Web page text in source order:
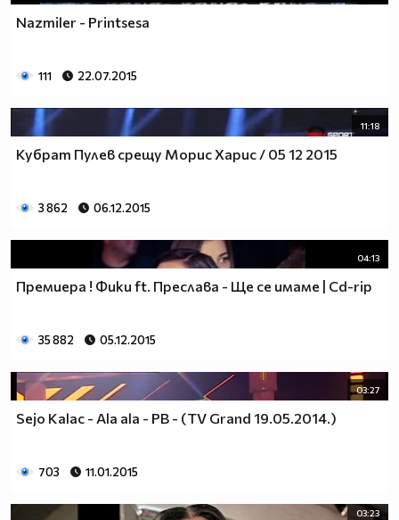
Nazmiler - Printsesa
111 22.07.2015
11:18
Кубрат Пулев срещу Морис Харис / 05 12 2015
3 862 06.12.2015
04:13
Премиера ! Фики ft. Преслава - Ще се имаме | Cd-rip
35 882 05.12.2015
03:27
Sejo Kalac - Ala ala - PB - (TV Grand 19.05.2014.)
703 11.01.2015
03:23